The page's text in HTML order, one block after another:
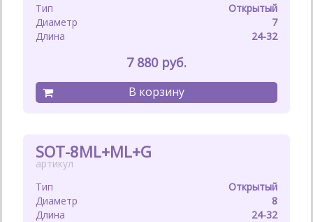
Открытый
7
24-32
7 880
Открытый
8
24-32
SOT-8ML+ML+G